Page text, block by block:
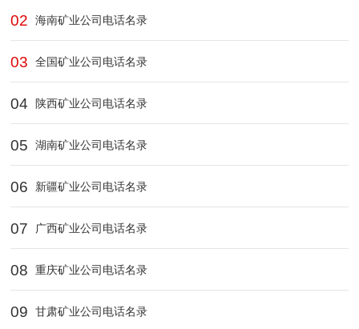
02 海南矿业公司电话名录
03 全国矿业公司电话名录
04 陕西矿业公司电话名录
05 湖南矿业公司电话名录
06 新疆矿业公司电话名录
07 广西矿业公司电话名录
08 重庆矿业公司电话名录
09 甘肃矿业公司电话名录